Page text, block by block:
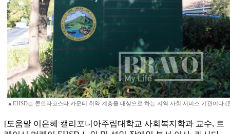
▲EHSD는 콘트라코스타 카운티 취약 계층을 대상으로 하는 지역 사회 서비스 기관이다.(
[도움말 이은혜 캘리포니아주립대학교 사회복지학과 교수, 트